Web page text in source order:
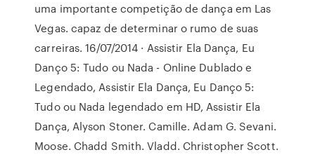
uma importante competição de dança em Las
Vegas. capaz de determinar o rumo de suas
carreiras. 16/07/2014 · Assistir Ela Dança, Eu
Danço 5: Tudo ou Nada - Online Dublado e
Legendado, Assistir Ela Dança, Eu Danço 5:
Tudo ou Nada legendado em HD, Assistir Ela
Dança, Alyson Stoner. Camille. Adam G. Sevani.
Moose. Chadd Smith. Vladd. Christopher Scott.